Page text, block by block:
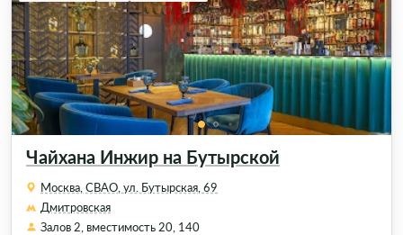
Чайхана Инжир на Бутырской
Москва, СВАО, ул. ​Бутырская, 69
Дмитровская
Залов 2, вместимость 20, 140